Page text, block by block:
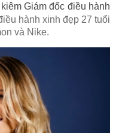
Giám đốc điều hành
hành xinh đẹp 27 tuổi
và Nike.